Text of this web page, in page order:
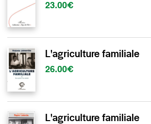
23.00€
L'agriculture familiale
26.00€
L'agriculture familiale